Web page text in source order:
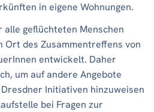
in eigene Wohnungen.
alle geflüchteten Menschen
Ort des Zusammentreffens von
entwickelt. Daher
um auf andere Angebote
Initiativen hinzuweisen
bei Fragen zur